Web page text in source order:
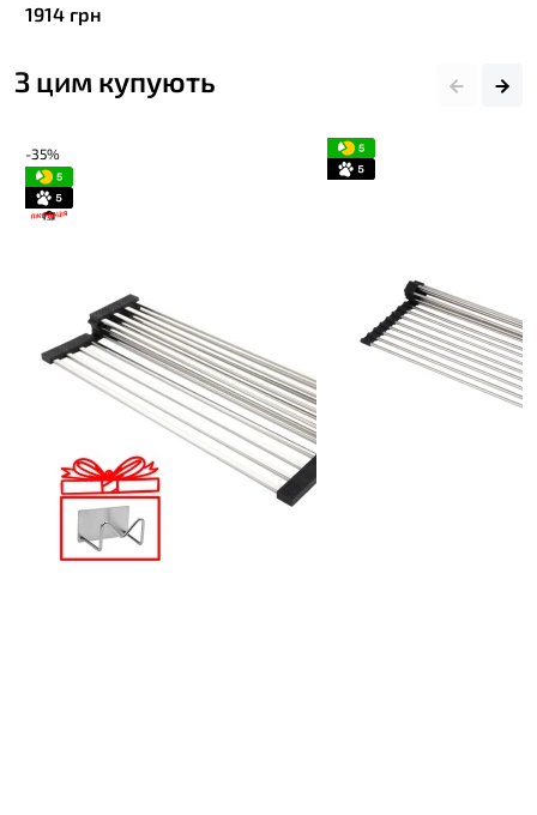
1914 грн
З цим купують
-35%